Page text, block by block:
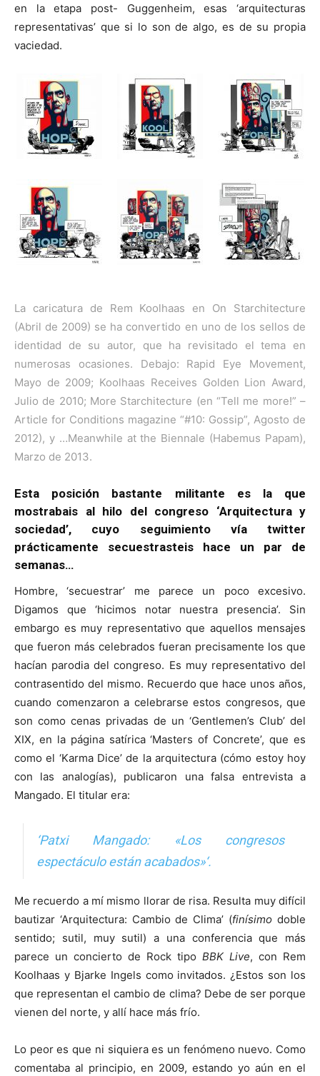
en la etapa post- Guggenheim, esas ‘arquitecturas
representativas’ que si lo son de algo, es de su propia
vaciedad.
La caricatura de Rem Koolhaas en On Starchitecture
(Abril de 2009) se ha convertido en uno de los sellos de
identidad de su autor, que ha revisitado el tema en
numerosas ocasiones. Debajo: Rapid Eye Movement,
Mayo de 2009; Koolhaas Receives Golden Lion Award,
Julio de 2010; More Starchitecture (en “Tell me more!” –
Article for Conditions magazine “#10: Gossip”, Agosto de
2012), y …Meanwhile at the Biennale (Habemus Papam),
Marzo de 2013.
Esta posición bastante militante es la que
mostrabais al hilo del congreso ‘Arquitectura y
sociedad’, cuyo seguimiento vía twitter
prácticamente secuestrasteis hace un par de
semanas…
Hombre, ‘secuestrar’ me parece un poco excesivo.
Digamos que ‘hicimos notar nuestra presencia’. Sin
embargo es muy representativo que aquellos mensajes
que fueron más celebrados fueran precisamente los que
hacían parodia del congreso. Es muy representativo del
contrasentido del mismo. Recuerdo que hace unos años,
cuando comenzaron a celebrarse estos congresos, que
son como cenas privadas de un ‘Gentlemen’s Club’ del
XIX, en la página satírica ‘Masters of Concrete’, que es
como el ‘Karma Dice’ de la arquitectura (cómo estoy hoy
con las analogías), publicaron una falsa entrevista a
Mangado. El titular era:
‘Patxi Mangado: «Los congresos
espectáculo están acabados»‘.
Me recuerdo a mí mismo llorar de risa. Resulta muy difícil
bautizar ‘Arquitectura: Cambio de Clima’ (finísimo doble
sentido; sutil, muy sutil) a una conferencia que más
parece un concierto de Rock tipo BBK Live, con Rem
Koolhaas y Bjarke Ingels como invitados. ¿Estos son los
que representan el cambio de clima? Debe de ser porque
vienen del norte, y allí hace más frío.
Lo peor es que ni siquiera es un fenómeno nuevo. Como
comentaba al principio, en 2009, estando yo aún en el